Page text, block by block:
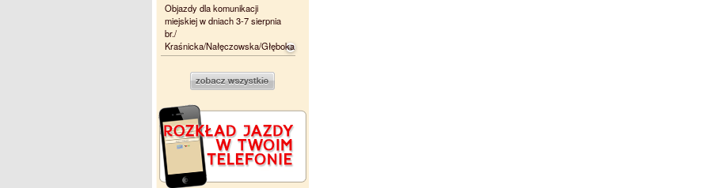
Objazdy dla komunikacji
miejskiej w dniach 3-7 sierpnia
br./
Kraśnicka/Nałęczowska/Głęboka